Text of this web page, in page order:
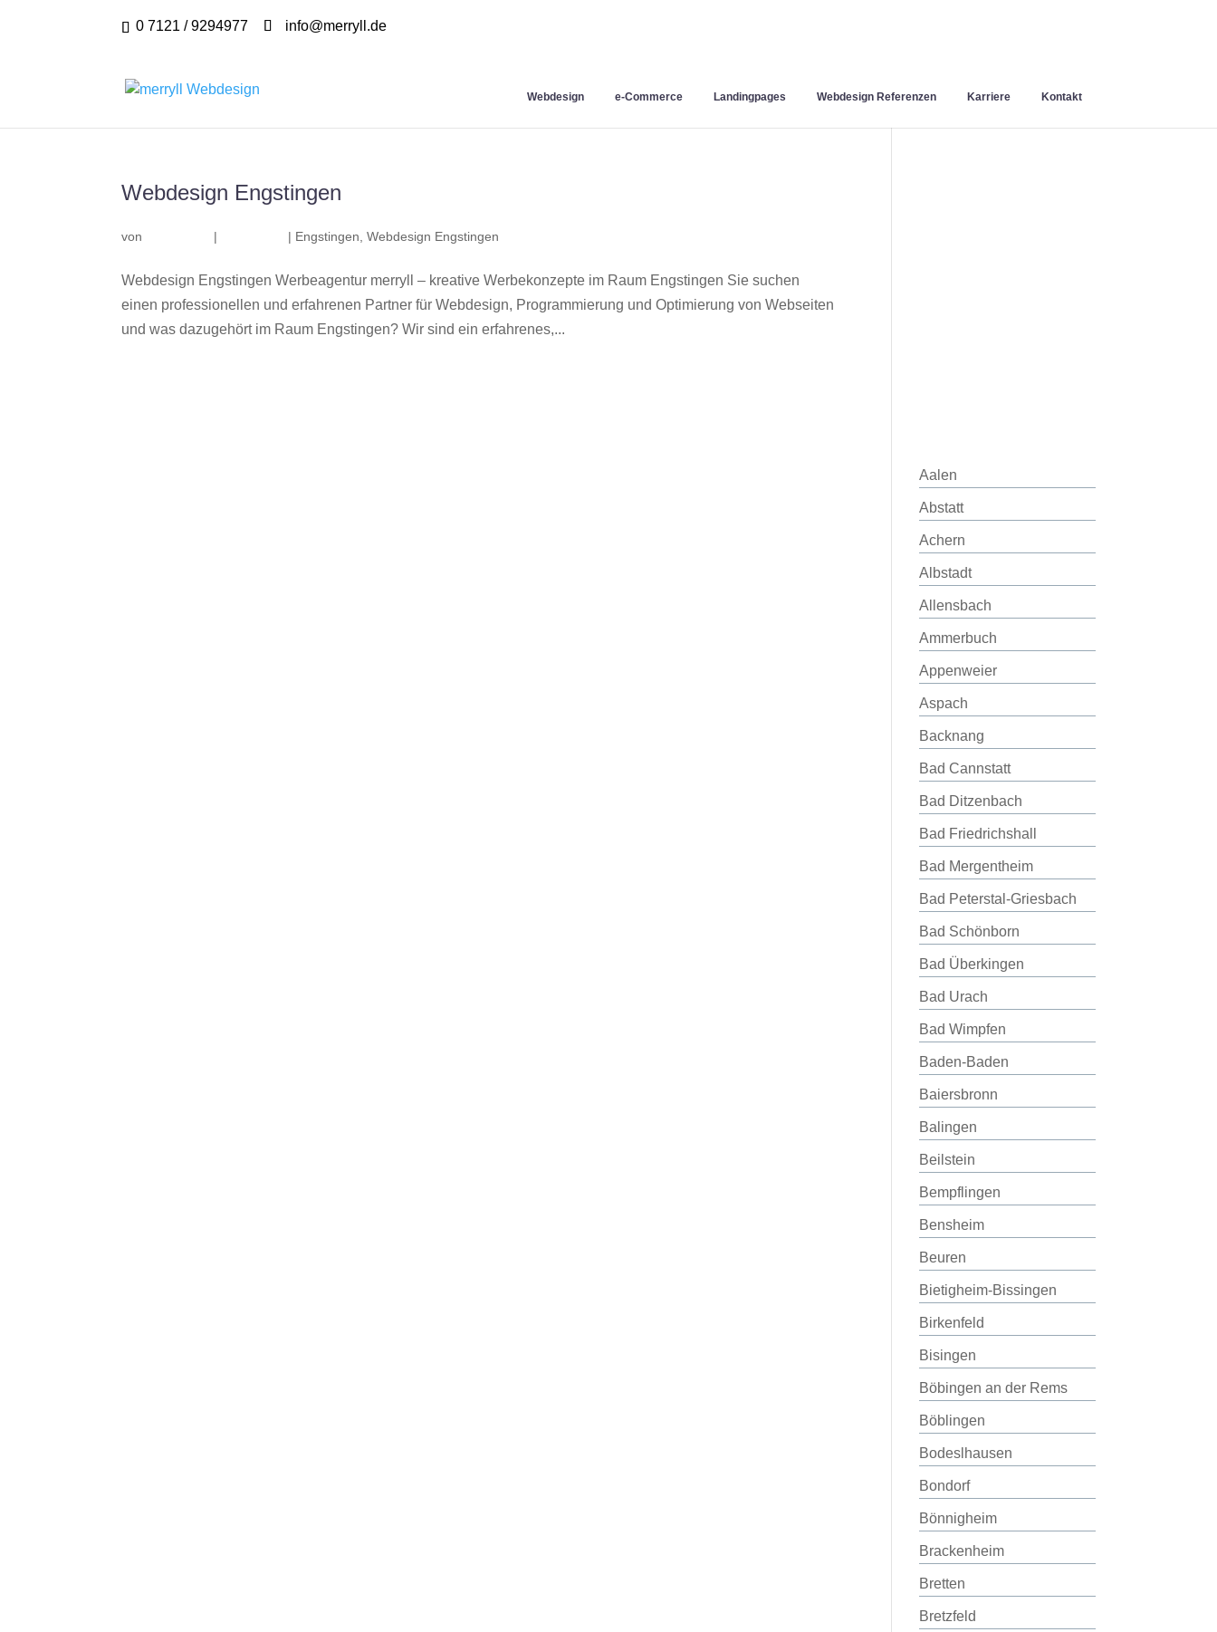
0 7121 / 9294977 info@merryll.de
Webdesign e-Commerce Landingpages Webdesign Referenzen Karriere Kontakt
Webdesign Engstingen
von | | Engstingen ,Webdesign Engstingen
Webdesign Engstingen Werbeagentur merryll – kreative Werbekonzepte im Raum Engstingen Sie suchen
einen professionellen und erfahrenen Partner für Webdesign, Programmierung und Optimierung von Webseiten
und was dazugehört im Raum Engstingen? Wir sind ein erfahrenes,...
Aalen
Abstatt
Achern
Albstadt
Allensbach
Ammerbuch
Appenweier
Aspach
Backnang
Bad Cannstatt
Bad Ditzenbach
Bad Friedrichshall
Bad Mergentheim
Bad Peterstal-Griesbach
Bad Schönborn
Bad Überkingen
Bad Urach
Bad Wimpfen
Baden-Baden
Baiersbronn
Balingen
Beilstein
Bempflingen
Bensheim
Beuren
Bietigheim-Bissingen
Birkenfeld
Bisingen
Böbingen an der Rems
Böblingen
Bodeslhausen
Bondorf
Bönnigheim
Brackenheim
Bretten
Bretzfeld